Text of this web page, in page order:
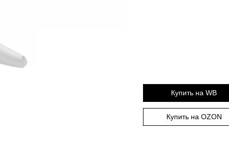
Купить на OZON
Купить на WB